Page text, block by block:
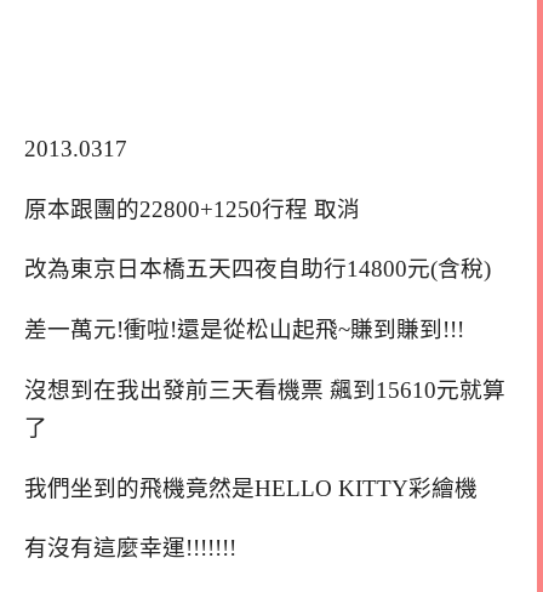
2013.0317
原本跟團的22800+1250行程 取消
改為東京日本橋五天四夜自助行14800元(含稅)
差一萬元!衝啦!還是從松山起飛~賺到賺到!!!
沒想到在我出發前三天看機票 飆到15610元就算
了
我們坐到的飛機竟然是HELLO KITTY彩繪機
有沒有這麼幸運!!!!!!!